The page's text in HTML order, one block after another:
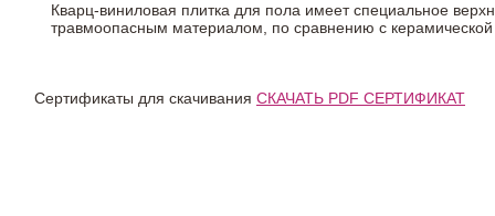
Кварц-виниловая плитка для пола имеет специальное
травмоопасным материалом, по сравнению с
Сертификаты для скачивания СКАЧАТЬ PDF СЕРТИФИКАТ